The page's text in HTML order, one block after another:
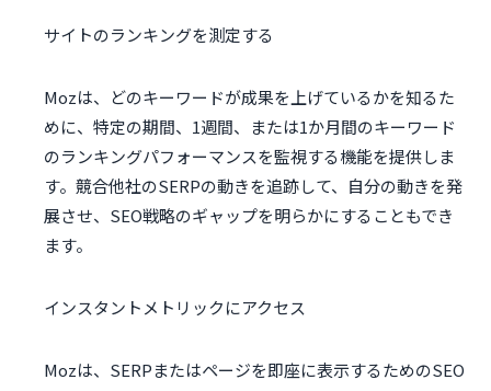
サイトのランキングを測定する
Mozは、どのキーワードが成果を上げているかを知るた
めに、特定の期間、1週間、または1か月間のキーワード
のランキングパフォーマンスを監視する機能を提供しま
す。競合他社のSERPの動きを追跡して、自分の動きを発
展させ、SEO戦略のギャップを明らかにすることもでき
ます。
インスタントメトリックにアクセス
Mozは、SERPまたはページを即座に表示するためのSEO